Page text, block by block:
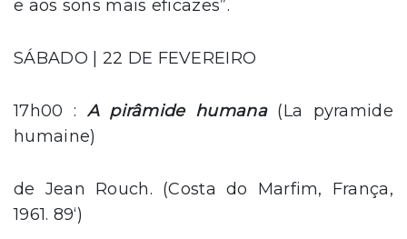
e aos sons mais eficazes”.
SÁBADO | 22 DE FEVEREIRO
17h00 : A pirâmide humana (La pyramide
humaine)
de Jean Rouch. (Costa do Marfim, França,
1961. 89‘)